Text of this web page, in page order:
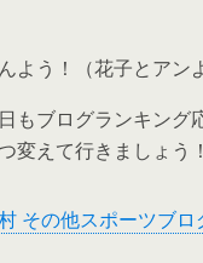
よう！（花子とアン
もブログランキング
変えて行きましょう